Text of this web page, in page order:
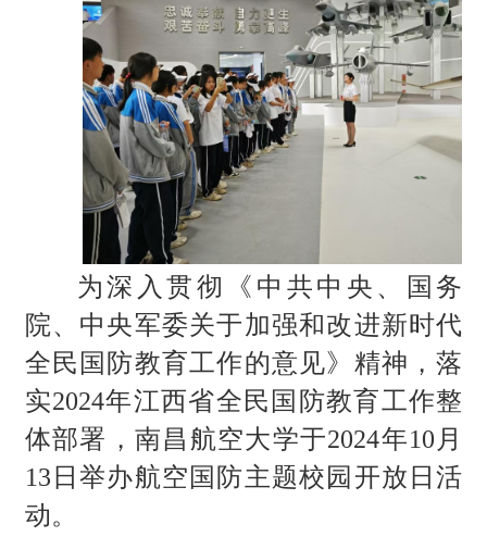
为深入贯彻《中共中央、国务
院、中央军委关于加强和改进新时代
全民国防教育工作的意见》精神，落
实2024年江西省全民国防教育工作整
体部署，南昌航空大学于2024年10月
13日举办航空国防主题校园开放日活
动。